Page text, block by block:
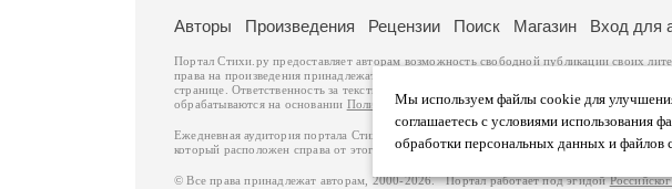
Мы используем файлы cookie для
соглашаетесь с условиями использования
обработки персональных данных и файлов
Авторы Произведения Рецензии Поиск Магазин Вход для
Портал Стихи.ру предоставляет авторам возможность свободной публикации своих
права на произведения принадлежат авторам и охраняются
. Перепечатка
странице. Ответственность за тексты произведений авторы несут самостоятельно на
обрабатываются на основании Политики обработки персональных данных. Вы также
Ежедневная аудитория портала Стихи.ру – порядка 200 тысяч посетителей, которые
который расположен справа от этого текста. В каждой графе указано по две цифры:
© Все права принадлежат авторам, 2000-2026. Портал работает под эгидой